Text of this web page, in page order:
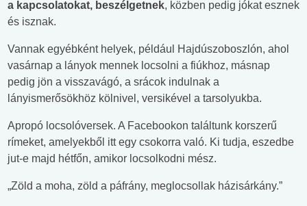
a kapcsolatokat, beszélgetnek, közben pedig jókat esznek
és isznak.
Vannak egyébként helyek, például Hajdúszoboszlón, ahol
vasárnap a lányok mennek locsolni a fiúkhoz, másnap
pedig jön a visszavágó, a srácok indulnak a
lányismerősökhöz kölnivel, versikével a tarsolyukba.
Apropó locsolóversek. A Facebookon találtunk korszerű
rímeket, amelyekből itt egy csokorra való. Ki tudja, eszedbe
jut-e majd hétfőn, amikor locsolkodni mész.
„Zöld a moha, zöld a páfrány, meglocsollak házisárkány.”